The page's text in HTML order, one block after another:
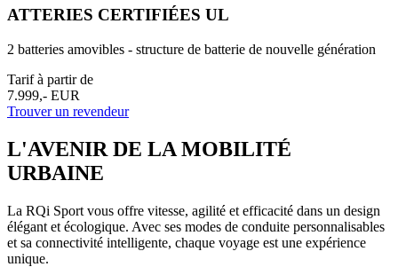
ATTERIES CERTIFIÉES UL
2 batteries amovibles - structure de batterie de nouvelle génération
Tarif à partir de
7.999,- EUR
Trouver un revendeur
L'AVENIR DE LA MOBILITÉ
URBAINE
La RQi Sport vous offre vitesse, agilité et efficacité dans un design
élégant et écologique. Avec ses modes de conduite personnalisables
et sa connectivité intelligente, chaque voyage est une expérience
unique.